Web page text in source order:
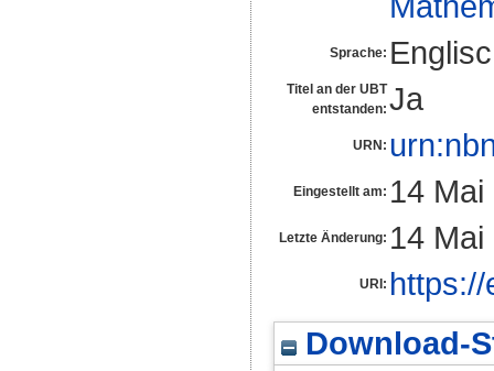
Sprache:
Titel an der UBT
entstanden: Ja
URN:
Eingestellt am: 14 Mai
Letzte Änderung: 14 Mai
URI:
Download-